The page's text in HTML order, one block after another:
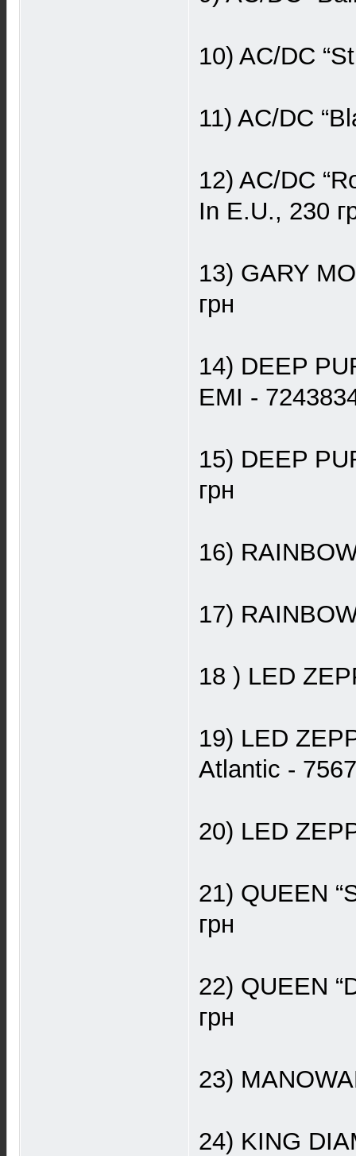
10) AC/DC
11) AC/DC
12) AC/DC
In E.U., 230
13) GARY
грн
14) DEEP
EMI -
15) DEEP
грн
16)
17)
18 ) LED
19) LED
Atlantic -
20) LED
21) QUEEN
грн
22) QUEEN
грн
23)
24) KING